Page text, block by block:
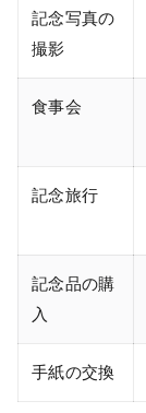
記念写真の
撮影
食事会
記念旅行
記念品の購
入
手紙の交換